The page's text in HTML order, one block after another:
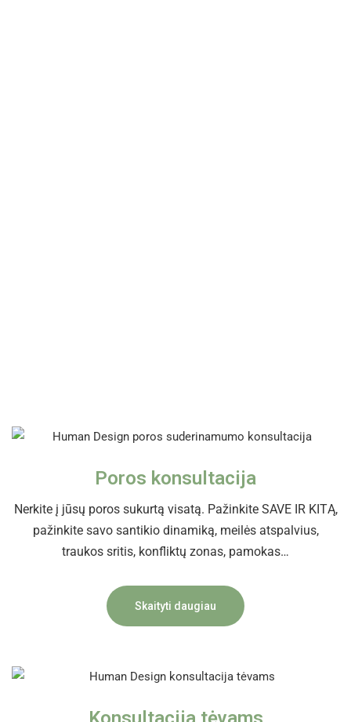
Poros konsultacija
Nerkite į jūsų poros sukurtą visatą. Pažinkite SAVE IR KITĄ,
pažinkite savo santikio dinamiką, meilės atspalvius,
traukos sritis, konfliktų zonas, pamokas…
Skaityti daugiau